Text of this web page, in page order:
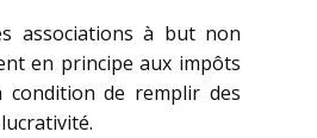
associations à but non
en principe aux impôts
condition de remplir des